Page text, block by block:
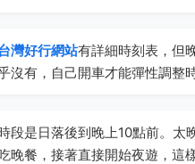
灣好行網站有詳細時刻表，但
有，自己開車才能彈性調整時
段是日落後到晚上10點前。太
餐，接著直接開始夜遊，這